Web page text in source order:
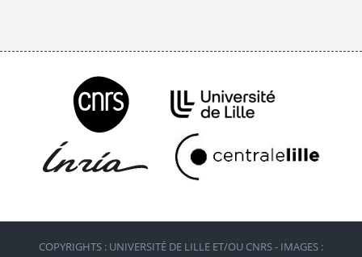
COPYRIGHTS : UNIVERSITÉ DE LILLE ET/OU CNRS - IMAGES :